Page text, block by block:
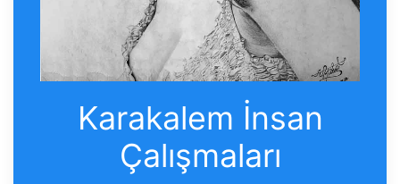
Karakalem İnsan
Çalışmaları